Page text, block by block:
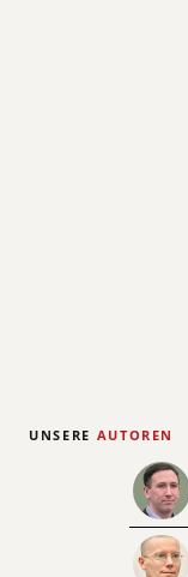
UNSERE AUTOREN